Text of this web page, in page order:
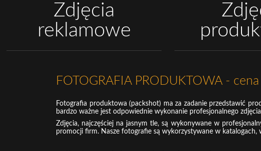
Zdjęcia
reklamowe
FOTOGRAFIA PRODUKTOWA -
Fotografia produktowa (packshot) ma za zadanie przedstawić
bardzo ważne jest odpowiednie wykonanie profesjonalnego
Zdjęcia, najczęściej na jasnym tle, są wykonywane w
promocji firm. Nasze fotografie są wykorzystywane w